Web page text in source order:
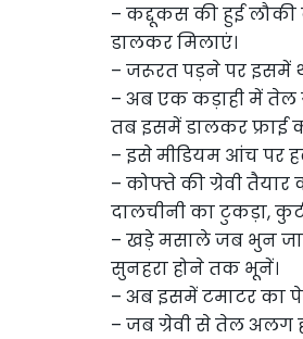
– कद्दूकस की हुई
डालकर मिलाएं।
– जरूरत पड़ने पर इसमें
– अब एक कड़ाही में तेल
तब इसमें डालकर फ्राई
– इसे मीडियम आंच पर
– कोफ्ते की ग्रेवी
दालचीनी का टुकड़ा,
– खड़े मसाले जब भुन
सुनहरा होने तक भूनें।
– अब इसमें टमाटर का
– जब ग्रेवी से तेल अलग